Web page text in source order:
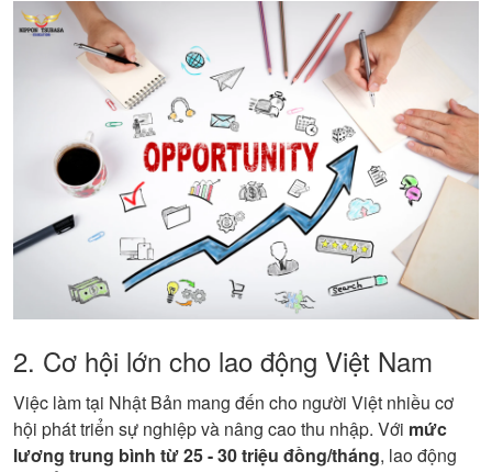
2. Cơ hội lớn cho lao động Việt Nam
Việc làm tại Nhật Bản mang đến cho người Việt nhiều cơ
hội phát triển sự nghiệp và nâng cao thu nhập. Với mức
lương trung bình từ 25 - 30 triệu đồng/tháng, lao động